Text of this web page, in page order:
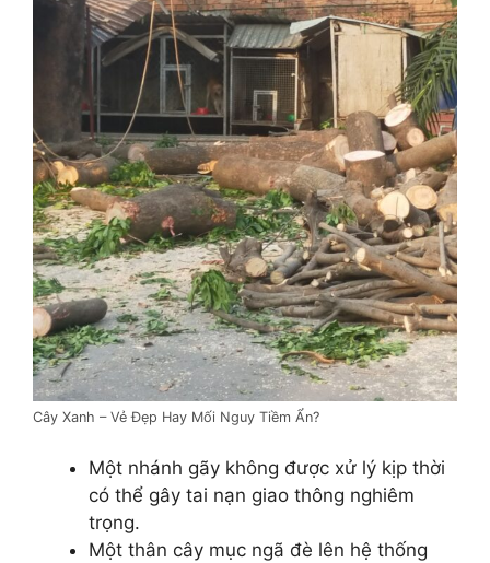
Cây Xanh – Vẻ Đẹp Hay Mối Nguy Tiềm Ẩn?
Một nhánh gãy không được xử lý kịp thời
có thể gây tai nạn giao thông nghiêm
trọng.
Một thân cây mục ngã đè lên hệ thống